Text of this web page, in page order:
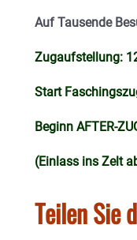
Auf Tausende
Zugaufstellung:
Start
Beginn AFTER-
(Einlass ins Zelt
Teilen Sie